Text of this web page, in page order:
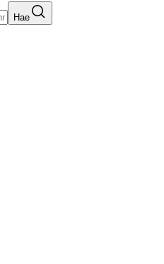
Hae